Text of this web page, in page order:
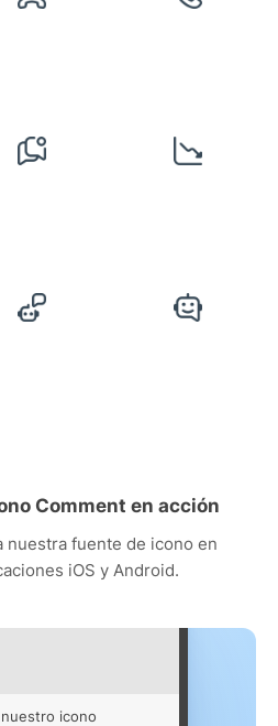
Comment en acción
nuestra fuente de icono en
iOS y Android.
icono